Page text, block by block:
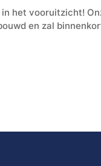
in het vooruitzicht!
en zal